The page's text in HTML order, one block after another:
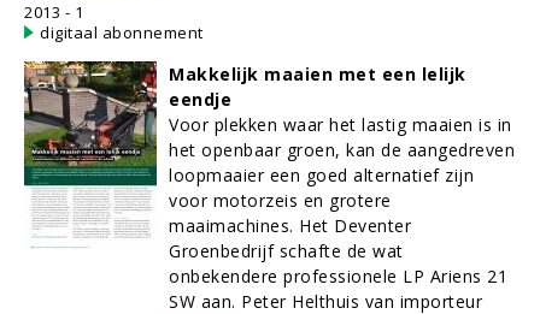
2013 - 1
digitaal abonnement
Makkelijk maaien met een lelijk
eendje
Voor plekken waar het lastig maaien is in
het openbaar groen, kan de aangedreven
loopmaaier een goed alternatief zijn
voor motorzeis en grotere
maaimachines. Het Deventer
Groenbedrijf schafte de wat
onbekendere professionele LP Ariens 21
SW aan. Peter Helthuis van importeur